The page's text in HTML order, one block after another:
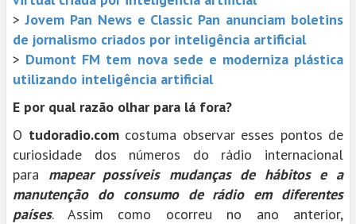
>Jovem Pan News e Classic Pan anunciam boletins
de jornalismo criados por inteligência artificial
> Dumont FM tem nova sede e moderniza plástica
utilizando inteligência artificial
E por qual razão olhar para lá fora?
O tudoradio.comcostuma observar esses pontos de
curiosidade dos números do rádio internacional
para mapear possíveis mudanças de hábitos e a
manutenção do consumo de rádio em diferentes
países. Assim como ocorreu no ano anterior,